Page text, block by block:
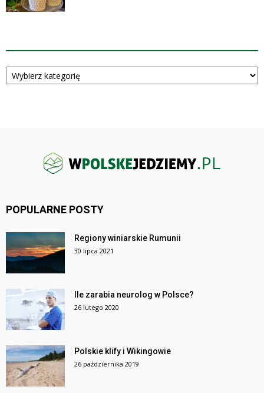
Kategorie
POPULARNE POSTY
Regiony winiarskie Rumunii
30 lipca 2021
Ile zarabia neurolog w Polsce?
26 lutego 2020
Polskie klify i Wikingowie
26 października 2019